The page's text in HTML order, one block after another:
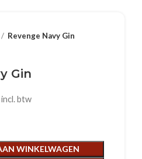
Revenge Navy Gin
Gin
incl. btw
WINKELWAGEN